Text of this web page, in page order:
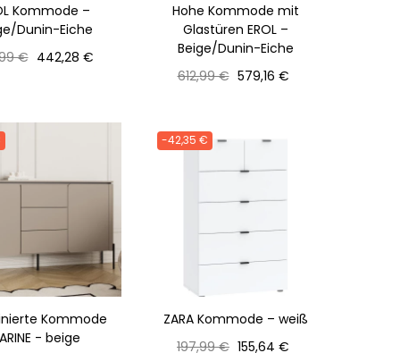
Kommode –
Dunin-Eiche
€ Preis
442,28 €
Hohe Kommode mit
Glastüren EROL –
Beige/Dunin-Eiche
Normaler
612,99 € Preis
579,16 €
Kommode
- beige
-42,35 €
ZARA Kommode – weiß
Normaler
197,99 € Preis
155,64 €